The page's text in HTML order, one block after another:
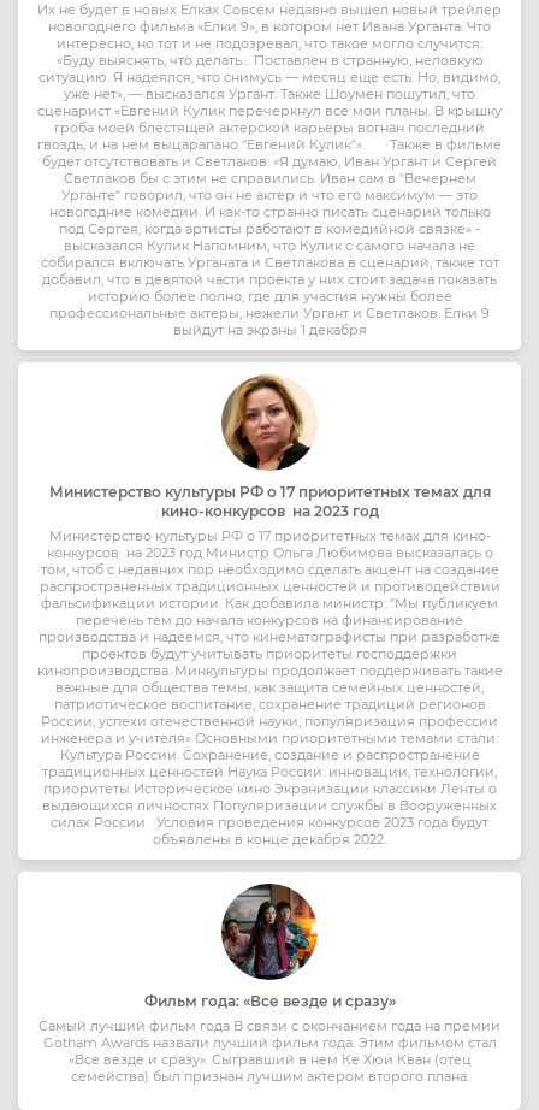
Их не будет в новых Елках Совсем недавно вышел новый трейлер
новогоднего фильма «Елки 9», в котором нет Ивана Урганта. Что
интересно, но тот и не подозревал, что такое могло случится:
«Буду выяснять, что делать… Поставлен в странную, неловкую
ситуацию. Я надеялся, что снимусь — месяц еще есть. Но, видимо,
уже нет», — высказался Ургант. Также Шоумен пошутил, что
сценарист «Евгений Кулик перечеркнул все мои планы. В крышку
гроба моей блестящей актерской карьеры вогнан последний
гвоздь, и на нем выцарапано "Евгений Кулик"». Также в фильме
будет отсутствовать и Светлаков: «Я думаю, Иван Ургант и Сергей
Светлаков бы с этим не справились. Иван сам в "Вечернем
Урганте" говорил, что он не актер и что его максимум — это
новогодние комедии. И как-то странно писать сценарий только
под Сергея, когда артисты работают в комедийной связке» -
высказался Кулик Напомним, что Кулик с самого начала не
собирался включать Урганата и Светлакова в сценарий, также тот
добавил, что в девятой части проекта у них стоит задача показать
историю более полно, где для участия нужны более
профессиональные актеры, нежели Ургант и Светлаков. Елки 9
выйдут на экраны 1 декабря
Министерство культуры РФ о 17 приоритетных темах для
кино-конкурсов на 2023 год
Министерство культуры РФ о 17 приоритетных темах для кино-
конкурсов на 2023 год Министр Ольга Любимова высказалась о
том, чтоб с недавних пор необходимо сделать акцент на создание
распространенных традиционных ценностей и противодействии
фальсификации истории. Как добавила министр: "Мы публикуем
перечень тем до начала конкурсов на финансирование
производства и надеемся, что кинематографисты при разработке
проектов будут учитывать приоритеты господдержки
кинопроизводства. Минкультуры продолжает поддерживать такие
важные для общества темы, как защита семейных ценностей,
патриотическое воспитание, сохранение традиций регионов
России, успехи отечественной науки, популяризация профессии
инженера и учителя» Основными приоритетными темами стали:
Культура России. Сохранение, создание и распространение
традиционных ценностей Наука России: инновации, технологии,
приоритеты Историческое кино Экранизации классики Ленты о
выдающихся личностях Популяризации службы в Вооруженных
силах России Условия проведения конкурсов 2023 года будут
объявлены в конце декабря 2022.
Фильм года: «Все везде и сразу»
Самый лучший фильм года В связи с окончанием года на премии
Gotham Awards назвали лучший фильм года. Этим фильмом стал
«Все везде и сразу». Сыгравший в нем Ке Хюи Кван (отец
семейства) был признан лучшим актером второго плана.